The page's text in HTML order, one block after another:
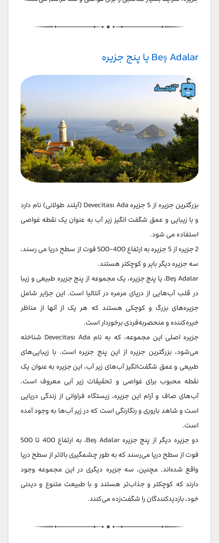
Beş Adalar یا پنج جزیره
بزرگترین جزیره از 5 جزیره Devecitası Ada (آیلند طولانی) نام دارد
و با زیبایی و عمق شگفت انگیز زیر آب به عنوان یک نقطه غواصی
استفاده می شود.
2 جزیره از 5 جزیره به ارتفاع 400-500 فوت از سطح دریا می رسند،
سه جزیره دیگر بایر و کوچکتر هستند.
Beş Adalar، یا پنج جزیره، یک مجموعه از پنج جزیره طبیعی و زیبا
در قلب آب‌هایی از دریای مرمره در آنتالیا است. این جزایر شامل
جزیره‌های بزرگ و کوچکی هستند که هر یک از آنها از مناظر
خیره‌کننده و منحصربه‌فردی برخوردار است.
جزیره اصلی این مجموعه، که به نام Devecitası Ada شناخته
می‌شود، بزرگترین جزیره از این پنج جزیره است. با زیبایی‌های
طبیعی و عمق شگفت‌انگیز آب‌های زیر آب، این جزیره به عنوان یک
نقطه محبوب برای غواصی و تحقیقات زیر آبی معروف است.
آب‌های صاف و آرام این جزیره، زیستگاه فراوانی از زندگی دریایی
است و شاهد باروری و رنگارنگی است که در زیر آب‌ها به وجود آمده
است.
دو جزیره دیگر از پنج جزیره Beş Adalar، به ارتفاع 400 تا 500
فوت از سطح دریا می‌رسند که به طور چشمگیری بالاتر از سطح دریا
واقع شده‌اند. مچنین، سه جزیره دیگری در این مجموعه وجود
دارند که کوچکتر و جذاب‌تر هستند و با طبیعت متنوع و دیدنی
خود، بازدیدکنندگان را شگفت‌زده می‌کنند.